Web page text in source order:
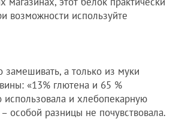
возможности используйте
замешивать, а только из муки
«13% глютена и 65 %
и хлебопекарную
особой разницы не почувствовала.